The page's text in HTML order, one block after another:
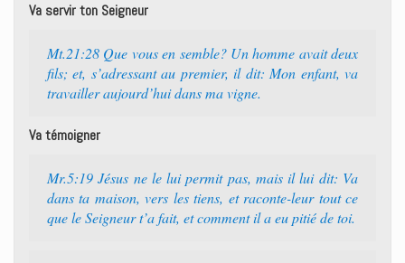
Va servir ton Seigneur
Mt.21:28 Que vous en semble? Un homme avait deux
fils; et, s’adressant au premier, il dit: Mon enfant, va
travailler aujourd’hui dans ma vigne.
Va témoigner
Mr.5:19 Jésus ne le lui permit pas, mais il lui dit: Va
dans ta maison, vers les tiens, et raconte-leur tout ce
que le Seigneur t’a fait, et comment il a eu pitié de toi.